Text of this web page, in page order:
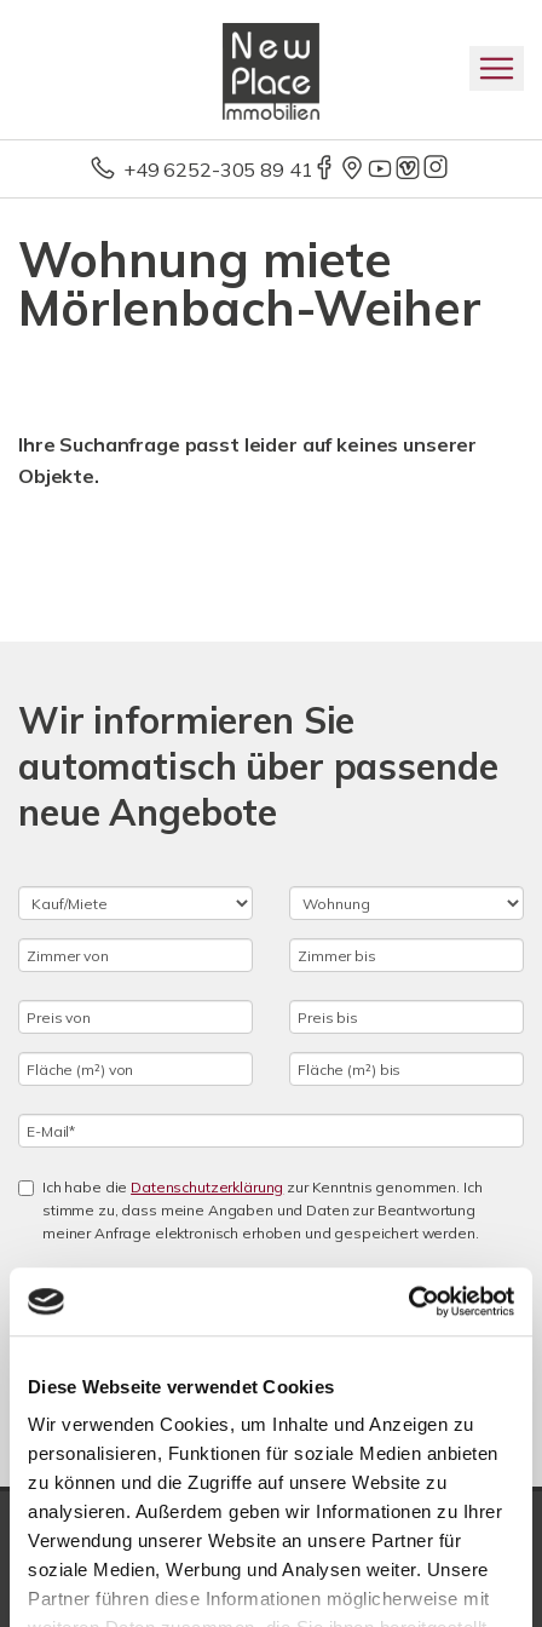
Diese Webseite verwendet Cookies
Wir verwenden Cookies, um Inhalte und Anzeigen zu
personalisieren, Funktionen für soziale Medien anbieten
zu können und die Zugriffe auf unsere Website zu
analysieren. Außerdem geben wir Informationen zu Ihrer
Verwendung unserer Website an unsere Partner für
soziale Medien, Werbung und Analysen weiter. Unsere
Partner führen diese Informationen möglicherweise mit
+49 6252-305 89 41
Wohnung miete
Mörlenbach-Weiher
Ihre Suchanfrage passt leider auf keines unserer
Objekte.
Wir informieren Sie
automatisch über passende
neue Angebote
Ich habe die Datenschutzerklärung zur Kenntnis genommen. Ich
stimme zu, dass meine Angaben und Daten zur Beantwortung
meiner Anfrage elektronisch erhoben und gespeichert werden.
Mail an info@new-place-immobilien.com widerrufen. *
* Pflichtfelder
Absenden
UNSERE AUSZEICHNUNGEN